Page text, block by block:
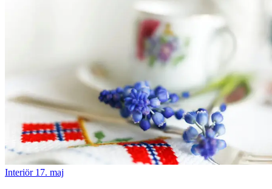
Praktisk information
Lediga jobb
Magasin
Presentkort
Interiör 17. maj